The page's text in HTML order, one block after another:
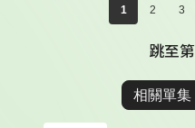
1 2 3
跳至第
相關單集